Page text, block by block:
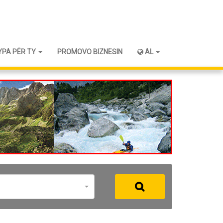
PËR TY PROMOVO BIZNESIN AL